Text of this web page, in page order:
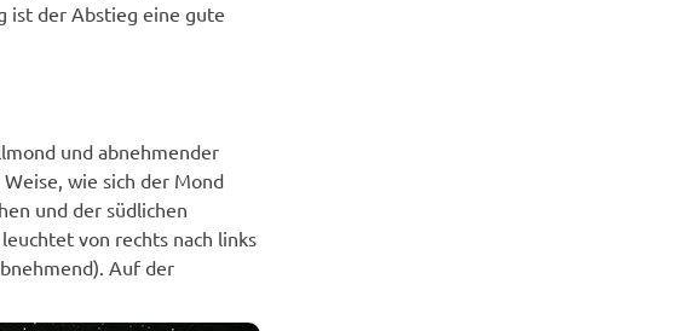
ist der Abstieg eine gute
und abnehmender
wie sich der Mond
und der südlichen
von rechts nach links
Auf der